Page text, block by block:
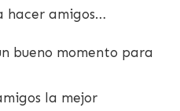
hacer amigos…
bueno momento para
la mejor